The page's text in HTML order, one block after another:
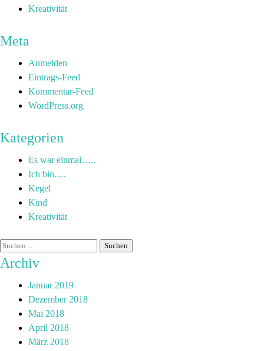
Kreativität
Meta
Anmelden
Eintrags-Feed
Kommentar-Feed
WordPress.org
Kategorien
Es war einmal…..
Ich bin….
Kegel
Kind
Kreativität
Archiv
Januar 2019
Dezember 2018
Mai 2018
April 2018
März 2018